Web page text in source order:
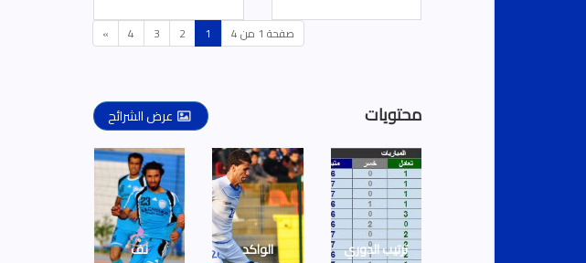
صفحة 1 من 4 1
2
3
4
»
محتويات عرض الشرائح
ترتيب الدوري الواكد نف